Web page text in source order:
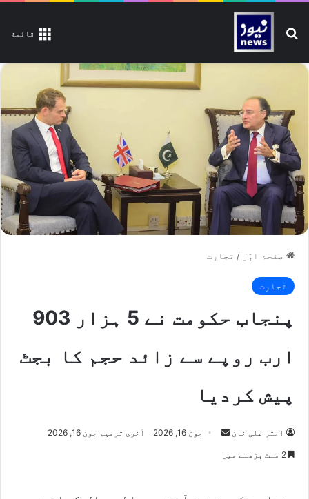
قائمة تلاش کیجیے
صفحۂ اوّل / تجارت
تجارت
پنجاب حکومت نے 5 ہزار 903
ارب روپے سے زائد حجم کا بجٹ
پیش کردیا
اختر علی خان
Send جون 16, 2026 آخری ترمیم جون 16, 2026